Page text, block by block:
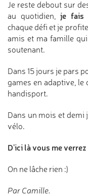
Je reste debout sur
au quotidien,je fais
chaque défi et je
amis et ma famille
soutenant.
Dans 15 jours je pars
games en adaptive,
handisport.
Dans un mois et demi
vélo.
D'ici là vous me
On ne lâche rien :)
Par Camille.